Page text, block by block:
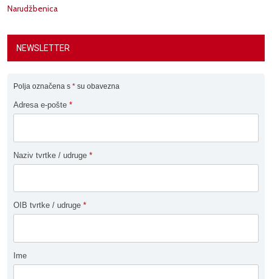
Narudžbenica
NEWSLETTER
Polja označena s * su obavezna
Adresa e-pošte *
Naziv tvrtke / udruge *
OIB tvrtke / udruge *
Ime